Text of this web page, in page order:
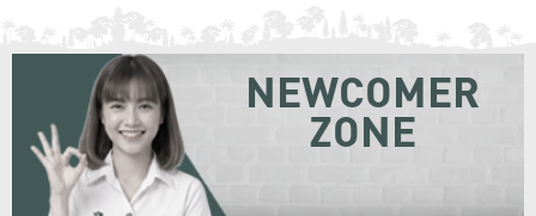
NEWCOMER
ZONE